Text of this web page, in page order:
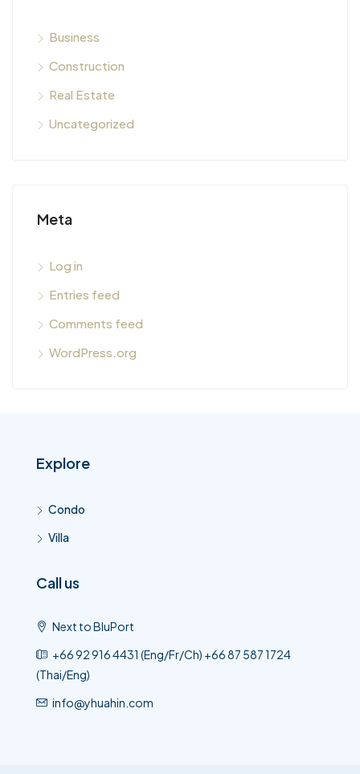
Business
Construction
Real Estate
Uncategorized
Meta
Log in
Entries feed
Comments feed
WordPress.org
Explore
Condo
Villa
Call us
Next to BluPort
+66 92 916 4431 (Eng/Fr/Ch) +66 87 587 1724
(Thai/Eng)
info@yhuahin.com